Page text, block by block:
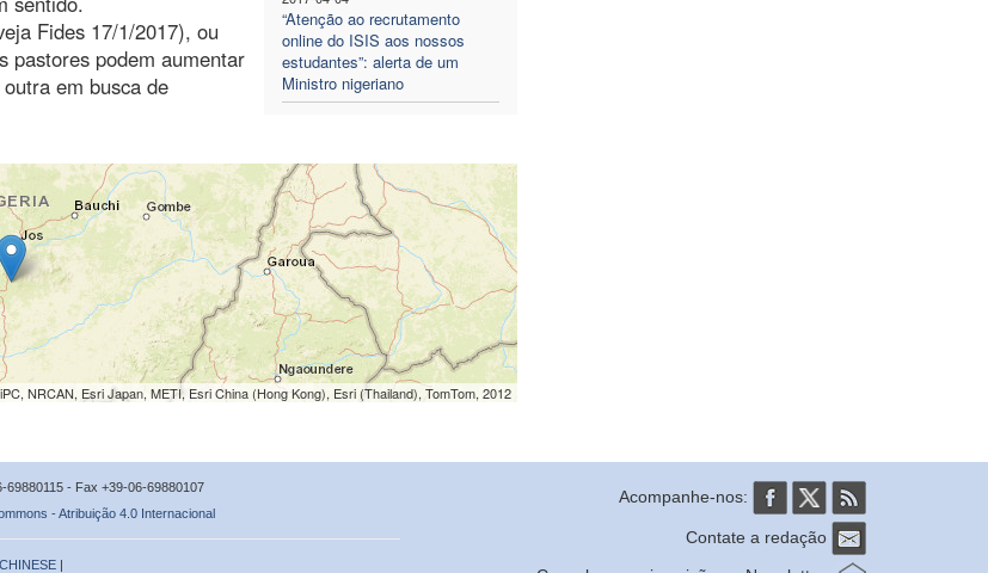
“Atenção ao recrutamento
online do ISIS aos nossos
estudantes”: alerta de um
Ministro nigeriano
Fides 17/1/2017), ou
pastores podem aumentar
em busca de
NRCAN, Esri Japan, METI, Esri China (Hong Kong), Esri (Thailand), TomTom, 2012
69880115 - Fax +39-06-69880107
- Atribuição 4.0 Internacional
CHINESE |
Acompanhe-nos:
Contate a redação